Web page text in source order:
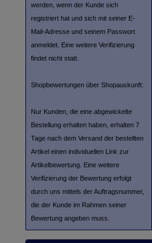
werden, wenn der Kunde sich
registriert hat und sich mit seiner E-
Mail-Adresse und seinem Passwort
anmeldet. Eine weitere Verifizierung
findet nicht statt.
Shopbewertungen über Shopauskunft:
Nur Kunden, die eine abgewickelte
Bestellung erhalten haben, erhalten 7
Tage nach dem Versand der bestellten
Artikel einen individuellen Link zur
Artikelbewertung. Eine weitere
Verifizierung der Bewertung erfolgt
durch uns mittels der Auftragsnummer,
die der Kunde im Rahmen seiner
Bewertung angeben muss.